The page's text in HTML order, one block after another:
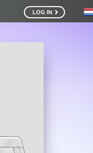
LOG IN